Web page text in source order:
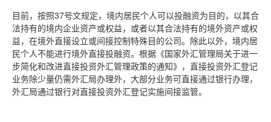
目前，按照37号文规定，境内居民个人可以投融资为目的，以其合
法持有的境内企业资产或权益，或者以其合法持有的境外资产或权
益，在境外直接设立或间接控制特殊目的公司。除此以外，境内居
民个人不能进行境外直接投融资。根据《国家外汇管理局关于进一
步简化和改进直接投资外汇管理政策的通知》，直接投资外汇登记
业务除少量仍需外汇局办理外，大部分业务可直接通过银行办理，
外汇局通过银行对直接投资外汇登记实施间接监管。